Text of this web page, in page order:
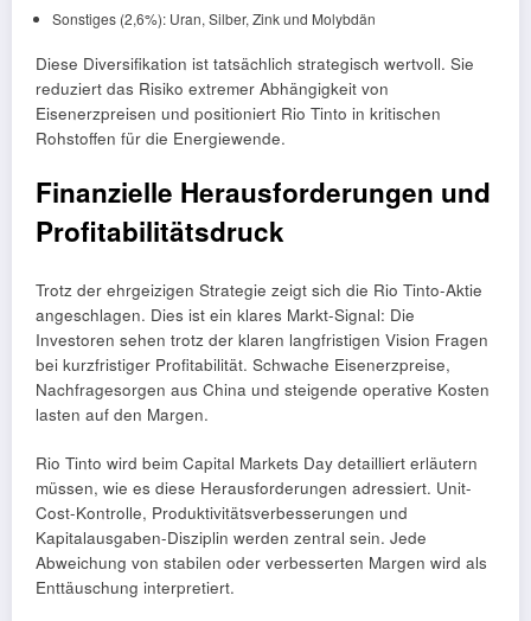
Sonstiges (2,6%): Uran, Silber, Zink und Molybdän
Diese Diversifikation ist tatsächlich strategisch wertvoll. Sie
reduziert das Risiko extremer Abhängigkeit von
Eisenerzpreisen und positioniert Rio Tinto in kritischen
Rohstoffen für die Energiewende.
Finanzielle Herausforderungen und
Profitabilitätsdruck
Trotz der ehrgeizigen Strategie zeigt sich die Rio Tinto-Aktie
angeschlagen. Dies ist ein klares Markt-Signal: Die
Investoren sehen trotz der klaren langfristigen Vision Fragen
bei kurzfristiger Profitabilität. Schwache Eisenerzpreise,
Nachfragesorgen aus China und steigende operative Kosten
lasten auf den Margen.
Rio Tinto wird beim Capital Markets Day detailliert erläutern
müssen, wie es diese Herausforderungen adressiert. Unit-
Cost-Kontrolle, Produktivitätsverbesserungen und
Kapitalausgaben-Disziplin werden zentral sein. Jede
Abweichung von stabilen oder verbesserten Margen wird als
Enttäuschung interpretiert.